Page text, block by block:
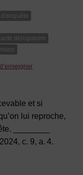
dérogatoire
et si
lui reproche,
________
c. 9, a. 4.